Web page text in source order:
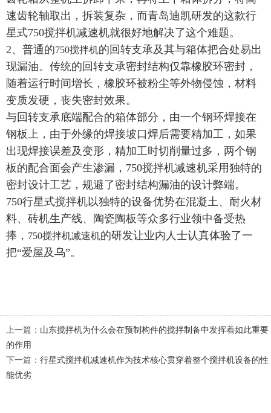
速齿轮轴取出，拆装复杂，而青岛迪凯研发的这款行
星式750搅拌机减速机就很好地解决了这个难题。
2、普通的750搅拌机的回转支承及其与箱体把合处易出
现漏油。传统的回转支承密封结构仅靠橡胶环密封，
随着运行时间增长，橡胶环被粉尘等外物侵蚀，材料
变质发硬，丧失密封效果。
与回转支承底端配合的箱体部分，由一个钢环焊接在
钢板上，由于外缘的焊接坡口焊后需要精加工，如果
出现焊接误差及变形，精加工时切削量过多，两个钢
板的配合面会产生渗漏，750搅拌机减速机采用独特的
密封设计工艺，规避了密封结构漏油的设计弊端。
750行星式搅拌机以独特的设备优势在混凝土、耐火材
料、砖机生产线、陶瓷陶板等众多行业领中备受热
捧， 750搅拌机减速机的研发让业内人士认真体验了一
把“爱屋及乌”。
上一篇： 山东搅拌机为什么会在预制构件的搅拌制备中发挥着如此重要
的作用
下一篇： 行星式搅拌机减速机作为技术核心贯穿着整个搅拌机设备的性
能优劣